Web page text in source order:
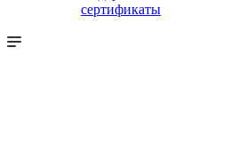
сертификаты